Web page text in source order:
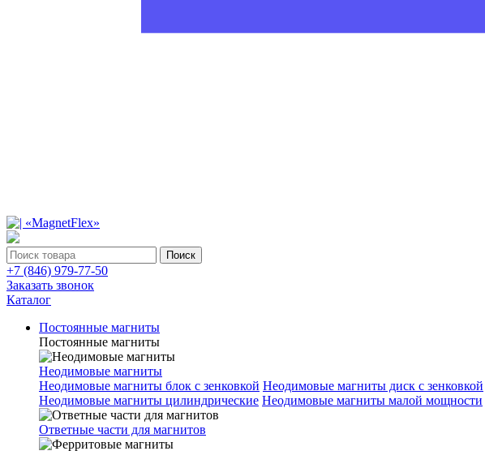
Поиск
+7 (846) 979-77-50
Заказать звонок
Каталог
Постоянные магниты
Постоянные магниты
Неодимовые магниты
Неодимовые магниты блок с зенковкой Неодимовые магниты диск с зенковкой
Неодимовые магниты цилиндрические Неодимовые магниты малой мощности
Ответные части для магнитов